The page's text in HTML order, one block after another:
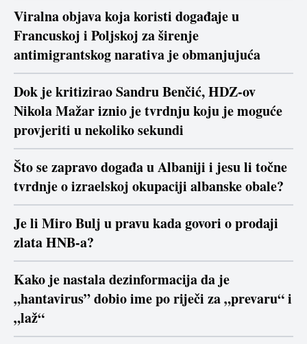
Viralna objava koja koristi događaje u
Francuskoj i Poljskoj za širenje
antimigrantskog narativa je obmanjujuća
Dok je kritizirao Sandru Benčić, HDZ-ov
Nikola Mažar iznio je tvrdnju koju je moguće
provjeriti u nekoliko sekundi
Što se zapravo događa u Albaniji i jesu li točne
tvrdnje o izraelskoj okupaciji albanske obale?
Je li Miro Bulj u pravu kada govori o prodaji
zlata HNB-a?
Kako je nastala dezinformacija da je
„hantavirus” dobio ime po riječi za „prevaru“ i
„laž“